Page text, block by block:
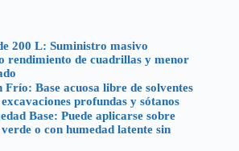
200 L: Suministro masivo
rendimiento de cuadrillas y menor
Base acuosa libre de solventes
profundas y sótanos
Base: Puede aplicarse sobre
o con humedad latente sin